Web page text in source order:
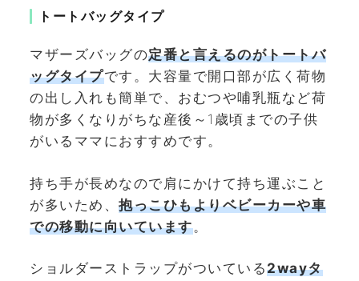
トートバッグタイプ
マザーズバッグの定番と言えるのがトートバ
ッグタイプです。大容量で開口部が広く荷物
の出し入れも簡単で、おむつや哺乳瓶など荷
物が多くなりがちな産後～1歳頃までの子供
がいるママにおすすめです。
持ち手が長めなので肩にかけて持ち運ぶこと
が多いため、 抱っこひもよりベビーカーや車
での移動に向いています。
ショルダーストラップがついている2wayタ